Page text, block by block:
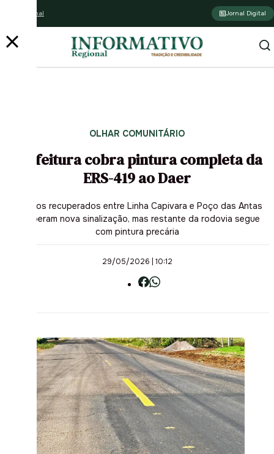
Assine o jornal Jornal Digital
OLHAR COMUNITÁRIO
Prefeitura cobra pintura completa da
ERS-419 ao Daer
Trechos recuperados entre Linha Capivara e Poço das Antas
receberam nova sinalização, mas restante da rodovia segue
com pintura precária
29/05/2026 | 10:12